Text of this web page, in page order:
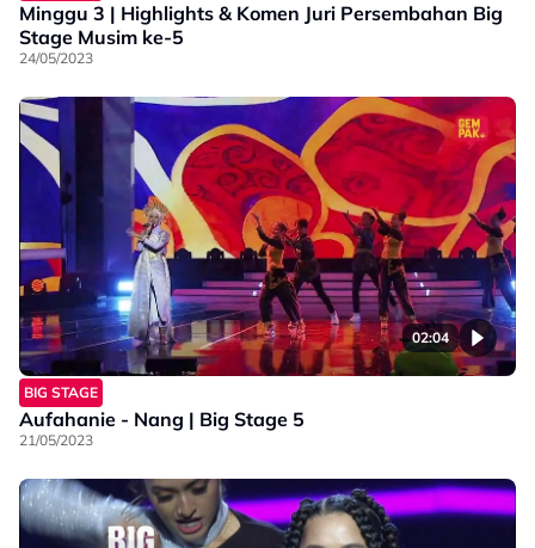
Minggu 3 | Highlights & Komen Juri Persembahan Big
Stage Musim ke-5
24/05/2023
02:04
BIG STAGE
Aufahanie - Nang | Big Stage 5
21/05/2023